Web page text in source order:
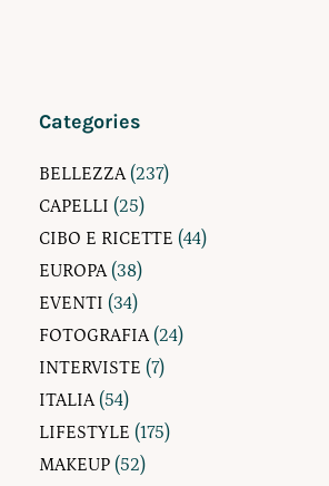
Categories
BELLEZZA(237)
CAPELLI (25)
CIBO E RICETTE (44)
EUROPA(38)
EVENTI (34)
FOTOGRAFIA(24)
INTERVISTE (7)
ITALIA(54)
LIFESTYLE (175)
MAKEUP (52)